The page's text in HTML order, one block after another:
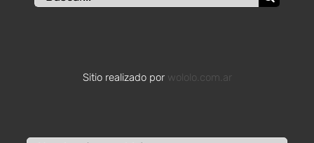
Sitio realizado por wololo.com.ar